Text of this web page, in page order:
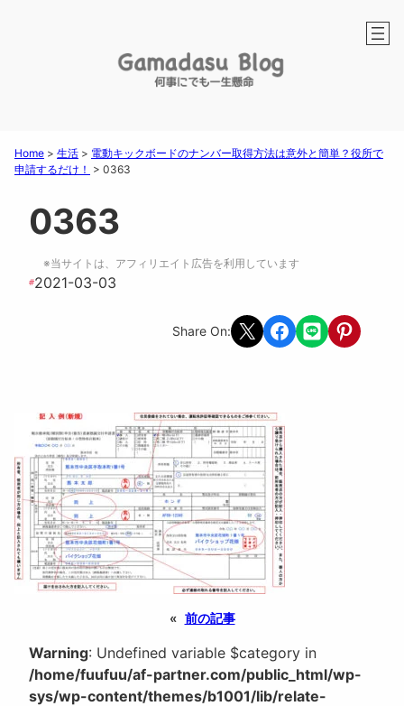
Home > 生活 > 電動キックボードのナンバー取得方法は意外と簡単？役所で
申請するだけ！ > 0363
0363
※当サイトは、アフィリエイト広告を利用しています
#2021-03-03
Share On: Share on X Share on Facebook
Share on LINEShare on
« 前の記事
Warning: Undefined variable $category in
/home/fuufuu/af-partner.com/public_html/wp-
sys/wp-content/themes/b1001/lib/relate-